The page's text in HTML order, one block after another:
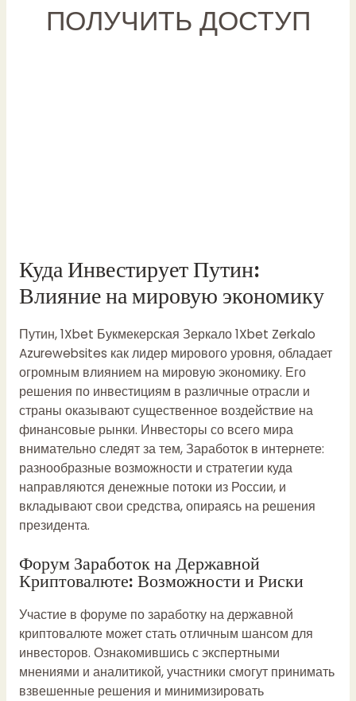
ПОЛУЧИТЬ ДОСТУП
Куда Инвестирует Путин:
Влияние на мировую экономику
Путин,1Xbet Букмекерская Зеркало 1Xbet Zerkalo
Azurewebsites как лидер мирового уровня, обладает
огромным влиянием на мировую экономику. Его
решения по инвестициям в различные отрасли и
страны оказывают существенное воздействие на
финансовые рынки. Инвесторы со всего мира
внимательно следят за тем,Заработок в интернете:
разнообразные возможности и стратегии куда
направляются денежные потоки из России, и
вкладывают свои средства, опираясь на решения
президента.
Форум Заработок на Державной
Криптовалюте: Возможности и Риски
Участие в форуме по заработку на державной
криптовалюте может стать отличным шансом для
инвесторов. Ознакомившись с экспертными
мнениями и аналитикой, участники смогут принимать
взвешенные решения и минимизировать